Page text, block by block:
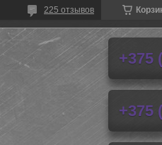
225 отзывов
+375
+375